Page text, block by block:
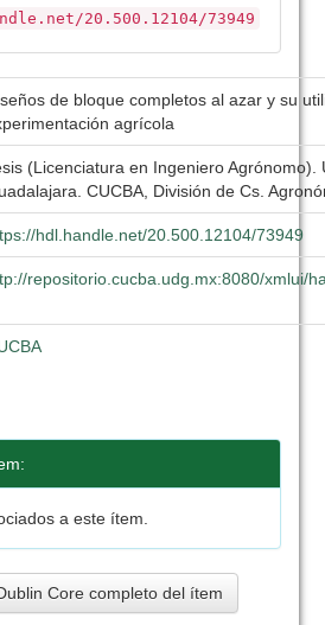
20.500.12104/73949
de bloque completos al azar y su
agrícola
(Licenciatura en Ingeniero Agrónomo).
CUCBA, División de Cs.
hdl.handle.net/20.500.12104/73949
repositorio.cucba.udg.mx:8080/xmlui/
a este ítem.
Core completo del ítem